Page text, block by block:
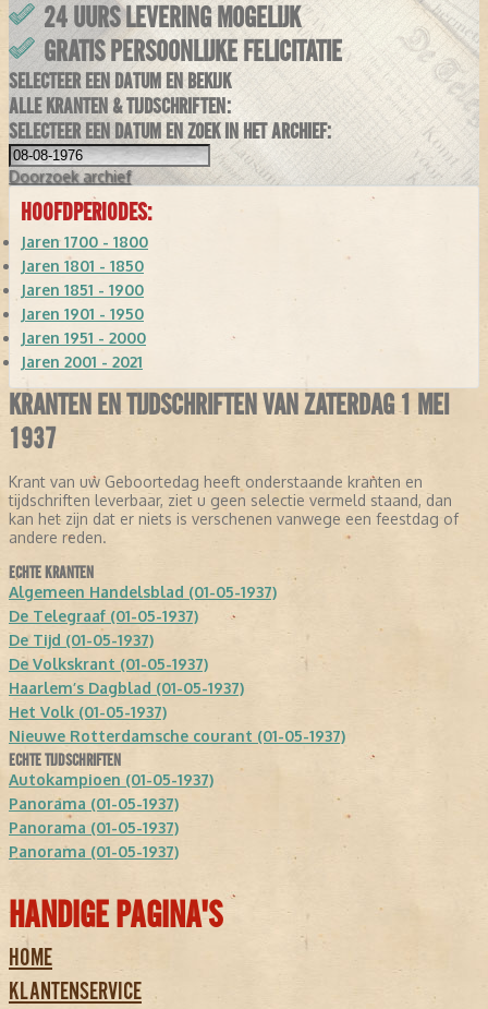
24 UURS LEVERING MOGELIJK
GRATIS PERSOONLIJKE FELICITATIE
SELECTEER EEN DATUM EN BEKIJK
ALLE KRANTEN & TIJDSCHRIFTEN:
SELECTEER EEN DATUM EN ZOEK IN HET ARCHIEF:
Doorzoek archief
HOOFDPERIODES:
Jaren 1700 - 1800
Jaren 1801 - 1850
Jaren 1851 - 1900
Jaren 1901 - 1950
Jaren 1951 - 2000
Jaren 2001 - 2021
KRANTEN EN TIJDSCHRIFTEN VAN ZATERDAG 1 MEI
1937
Krant van uw Geboortedag heeft onderstaande kranten en
tijdschriften leverbaar, ziet u geen selectie vermeld staand, dan
kan het zijn dat er niets is verschenen vanwege een feestdag of
andere reden.
ECHTE KRANTEN
Algemeen Handelsblad (01-05-1937)
De Telegraaf (01-05-1937)
De Tijd (01-05-1937)
De Volkskrant (01-05-1937)
Haarlem’s Dagblad (01-05-1937)
Het Volk (01-05-1937)
Nieuwe Rotterdamsche courant (01-05-1937)
ECHTE TIJDSCHRIFTEN
Autokampioen (01-05-1937)
Panorama (01-05-1937)
Panorama (01-05-1937)
Panorama (01-05-1937)
HANDIGE PAGINA'S
HOME
KLANTENSERVICE